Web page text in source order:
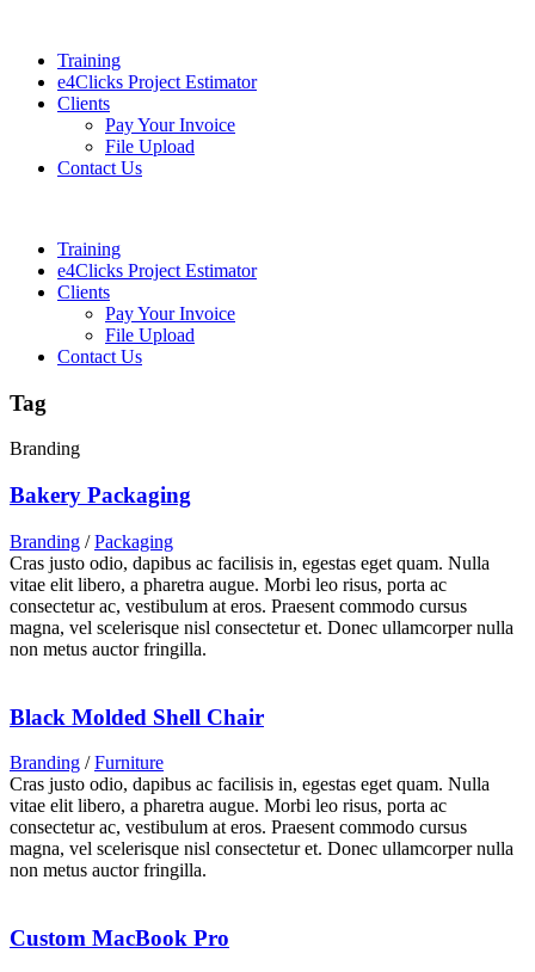
Training
e4Clicks Project Estimator
Clients
Pay Your Invoice
File Upload
Contact Us
Training
e4Clicks Project Estimator
Clients
Pay Your Invoice
File Upload
Contact Us
Tag
Branding
Bakery Packaging
Branding / Packaging
Cras justo odio, dapibus ac facilisis in, egestas eget quam. Nulla
vitae elit libero, a pharetra augue. Morbi leo risus, porta ac
consectetur ac, vestibulum at eros. Praesent commodo cursus
magna, vel scelerisque nisl consectetur et. Donec ullamcorper nulla
non metus auctor fringilla.
Black Molded Shell Chair
Branding / Furniture
Cras justo odio, dapibus ac facilisis in, egestas eget quam. Nulla
vitae elit libero, a pharetra augue. Morbi leo risus, porta ac
consectetur ac, vestibulum at eros. Praesent commodo cursus
magna, vel scelerisque nisl consectetur et. Donec ullamcorper nulla
non metus auctor fringilla.
Custom MacBook Pro